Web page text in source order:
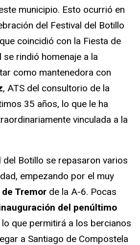
municipio. Esto ocurrió en
del Festival del Botillo
coincidió con la Fiesta de
se rindió homenaje a la
como mantenedora con
, ATS del consultorio de la
35 años, lo que le ha
vinculada a la
del Botillo se repasaron varios
empezando por el muy
Tremor de la A-6. Pocas
del penúltimo
lo que permitirá a los bercianos
a Santiago de Compostela